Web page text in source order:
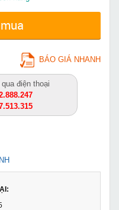
BÁO GIÁ NHANH
điện thoại